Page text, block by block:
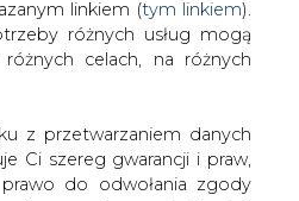
z przetwarzaniem danych
Ci szereg gwarancji i praw,
do odwołania zgody
przez nas bezwzględnie
do wniesienia sprzeciwu
danych z przyczyn
powinniśmy
na temat
mają podpisać
oraz KGHM